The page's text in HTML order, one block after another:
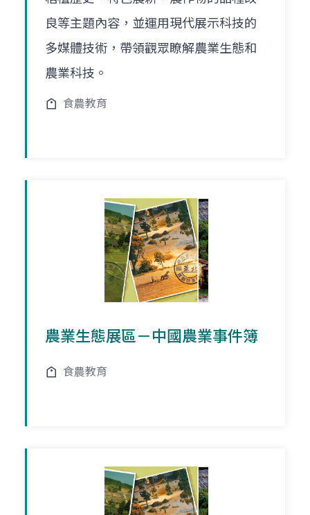
良等主題內容，並運用現代展示科技的
多媒體技術，帶領觀眾瞭解農業生態和
農業科技。
食農教育
農業生態展區－中國農業事件簿
食農教育